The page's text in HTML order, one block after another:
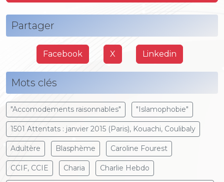
Partager
Facebook X Linkedin
Mots clés
"Accomodements raisonnables" "Islamophobie"
1501 Attentats : janvier 2015 (Paris), Kouachi, Coulibaly
Adultère Blasphème Caroline Fourest
CCIF, CCIE Charia Charlie Hebdo